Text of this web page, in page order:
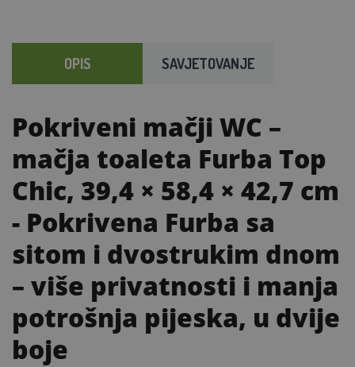
OPIS SAVJETOVANJE
Pokriveni mačji WC –
mačja toaleta Furba Top
Chic, 39,4 × 58,4 × 42,7 cm
- Pokrivena Furba sa
sitom i dvostrukim dnom
– više privatnosti i manja
potrošnja pijeska, u dvije
boje